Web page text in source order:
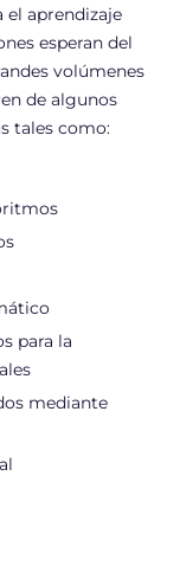
el aprendizaje
esperan del
volúmenes
de algunos
tales como:
para la
mediante